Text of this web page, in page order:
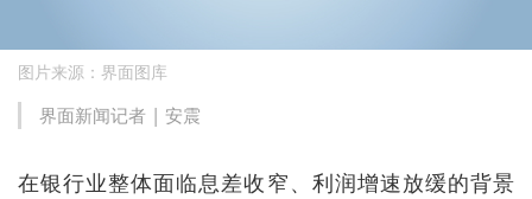
图片来源：界面图库
界面新闻记者 | 安震
在银行业整体面临息差收窄、利润增速放缓的背景